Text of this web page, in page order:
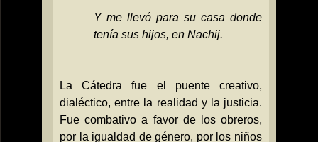
Y me llevó para su casa donde
tenía sus hijos, en Nachij.
La Cátedra fue el puente creativo,
dialéctico, entre la realidad y la justicia.
Fue combativo a favor de los obreros,
por la igualdad de género, por los niños